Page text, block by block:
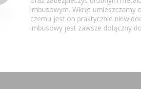
imbusowym. Wkręt umieszczamy
czemu jest on praktycznie
imbusowy jest zawsze dołączny